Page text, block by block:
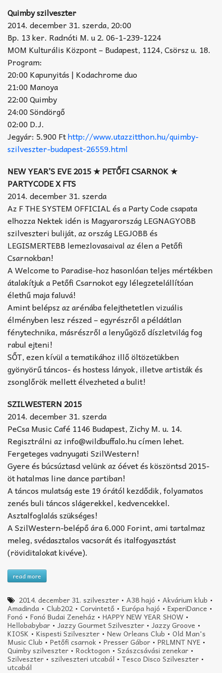
Quimby szilveszter
2014. december 31. szerda, 20:00
Bp. 13 ker. Radnóti M. u 2. 06-1-239-1224
MOM Kulturális Központ – Budapest, 1124, Csörsz u. 18.
Program:
20:00 Kapunyitás | Kodachrome duo
21:00 Manoya
22:00 Quimby
24:00 Söndörgő
02:00 D.J.
Jegyár: 5.900 Fthttp://www.utazzitthon.hu/quimby-
szilveszter-budapest-26559.html
NEW YEAR’S EVE 2015 ★ PETŐFI CSARNOK ★
PARTYCODE X FTS
2014. december 31. szerda
Az F THE SYSTEM OFFICIAL és a Party Code csapata
elhozza Nektek idén is Magyarország LEGNAGYOBB
szilveszteri buliját, az ország LEGJOBB és
LEGISMERTEBB lemezlovasaival az élen a Petőfi
Csarnokban!
A Welcome to Paradise-hoz hasonlóan teljes mértékben
átalakítjuk a Petőfi Csarnokot egy lélegzetelállítóan
élethű maja faluvá!
Amint belépsz az arénába felejthetetlen vizuális
élményben lesz részed – egyrészről a példátlan
fénytechnika, másrészről a lenyűgöző díszletvilág fog
rabul ejteni!
SŐT, ezen kívül a tematikához illő öltözetükben
gyönyörű táncos- és hostess lányok, illetve artisták és
zsonglőrök mellett élvezheted a bulit!
SZILWESTERN 2015
2014. december 31. szerda
PeCsa Music Café 1146 Budapest, Zichy M. u. 14.
Regisztrálni az info@wildbuffalo.hu címen lehet.
Fergeteges vadnyugati SzilWestern!
Gyere és búcsúztasd velünk az óévet és köszöntsd 2015-
öt hatalmas line dance partiban!
A táncos mulatság este 19 órától kezdődik, folyamatos
zenés buli táncos slágerekkel, kedvencekkel.
Asztalfoglalás szükséges!
A SzilWestern-belépő ára 6.000 Forint, ami tartalmaz
meleg, svédasztalos vacsorát és italfogyasztást
(röviditalokat kivéve).
read more
2014. december 31. szilveszter •A38 hajó •Akvárium klub •
Amadinda • Club202 • Corvintető • Európa hajó • ExperiDance •
Fonó • Fonó Budai Zeneház • HAPPY NEW YEAR SHOW •
Hellobabybar • Jazzy Gourmet Szilveszter • Jazzy Groove •
KIOSK •Kispesti Szilveszter • New Orleans Club• Old Man's
Music Club • Petőfi csarnok • Presser Gábor • PRLMNT NYE •
Quimby szilveszter • Rocktogon • Szászcsávási zenekar •
Szilveszter • szilveszteri utcabál • Tesco Disco Szilveszter •
utcabál